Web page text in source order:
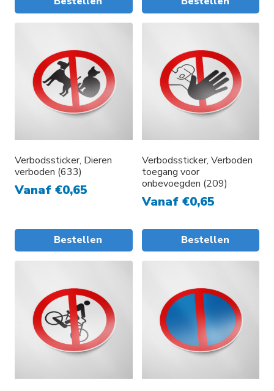
Dit
meerdere
variaties.
Deze
gekozen
worden
op
de
Verbodssticker, Dieren
verboden (633)
Vanaf €0,65
Bestellen
Verbodssticker, Verboden
toegang voor
onbevoegden (209)
Vanaf €0,65
Bestellen